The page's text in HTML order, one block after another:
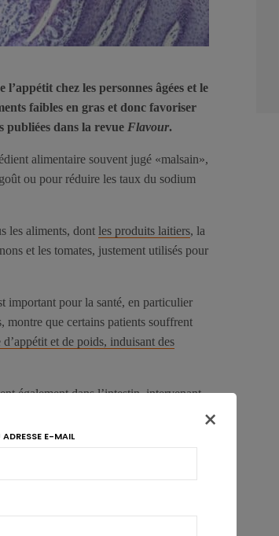
chez les personnes âgées et le
faibles en gras et donc favoriser
publiées dans la revue Flavour.
alimentaire souvent jugé «malsain»,
ou pour réduire les taux du sodium
les aliments, dont les produits laitiers, la
et les tomates, justement utilisés pour
important pour la santé, en particulier
montre que certains patients souffrent
d’appétit et de poids, induisant des
également dans l’intestin, intervenant
nutriments. La cause provenant
de ces patients âgés, dont des
de sensations gustatives
japonais expliquent aux
saveur de base, avec l’acide, l’amer,
×
E-MAIL